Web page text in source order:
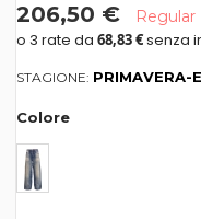
206,50 € Regular
STAGIONE: PRIMAVERA-
Colore